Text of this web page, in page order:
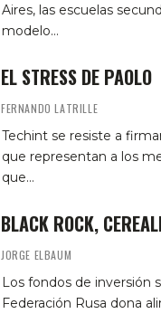
Aires, las escuelas
modelo…
EL STRESS DE PAOLO
FERNANDO LATRILLE
Techint se resiste a
que representan a los
que…
BLACK ROCK,
JORGE ELBAUM
Los fondos de inversión
Federación Rusa dona